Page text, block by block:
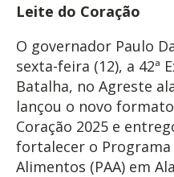
Leite do Coração
O governador Paulo
sexta-feira (12), a 42ª
Batalha, no Agreste
lançou o novo
Coração 2025 e
fortalecer o Programa
Alimentos (PAA) em